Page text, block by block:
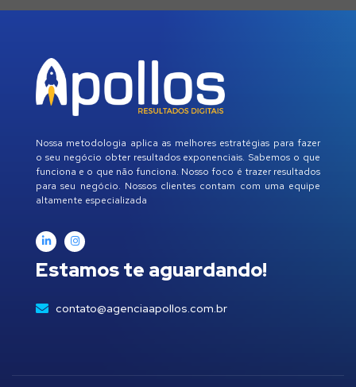
Nossa metodologia aplica as melhores estratégias para fazer
o seu negócio obter resultados exponenciais. Sabemos o que
funciona e o que não funciona. Nosso foco é trazer resultados
para seu negócio. Nossos clientes contam com uma equipe
altamente especializada
Estamos te aguardando!
contato@agenciaapollos.com.br